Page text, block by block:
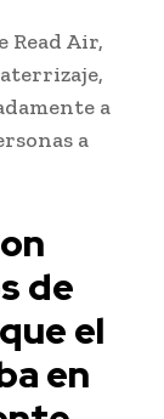
Read Air,
a
a
de
el
en